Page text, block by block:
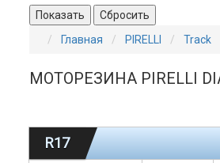
Показать
Сбросить
Главная
PIRELLI Track
МОТОРЕЗИНА PIRELLI
R17